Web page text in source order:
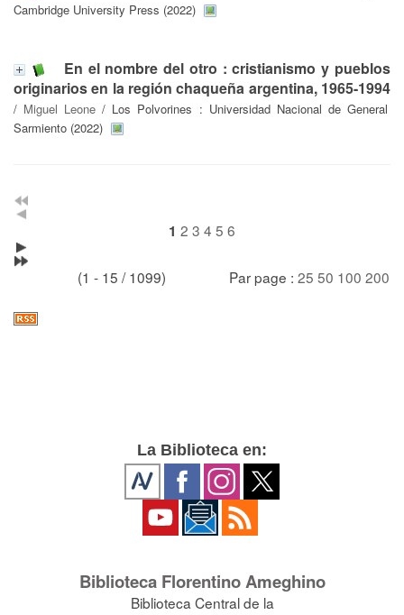
Cambridge University Press (2022)
En el nombre del otro : cristianismo y pueblos
originarios en la región chaqueña argentina, 1965-1994
/ Miguel Leone / Los Polvorines : Universidad Nacional de General
Sarmiento (2022)
1 2 3 4 5 6
(1 - 15 / 1099) Par page : 25 50 100 200
La Biblioteca en:
Biblioteca Florentino Ameghino
Biblioteca Central de la